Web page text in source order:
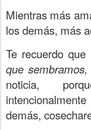
Mientras más
los demás, más
Te recuerdo
que sembramos,
noticia,
demás,